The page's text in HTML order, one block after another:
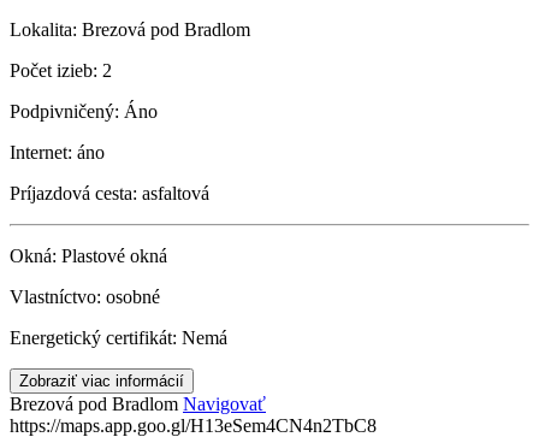
Lokalita: Brezová pod Bradlom
Počet izieb: 2
Podpivničený: Áno
Internet: áno
Príjazdová cesta: asfaltová
Okná: Plastové okná
Vlastníctvo: osobné
Energetický certifikát: Nemá
Zobraziť viac informácií
Brezová pod Bradlom Navigovať
https://maps.app.goo.gl/H13eSem4CN4n2TbC8